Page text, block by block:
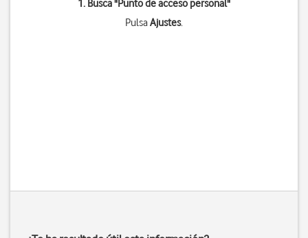
1. Busca "Punto de acceso personal"
PulsaAjustes.